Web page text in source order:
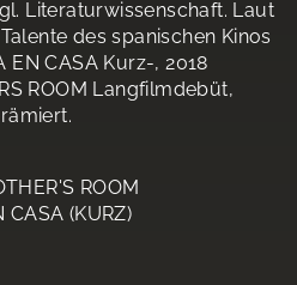
Literaturwissenschaft. Laut
des spanischen Kinos
EN CASA Kurz-, 2018
ROOM Langfilmdebüt,
ROOM
CASA (KURZ)